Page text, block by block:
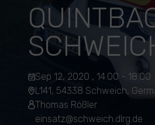
Sep 12, 2020 , 14:00 - 18:00
L141, 54338 Schweich,
Thomas Rößler
einsatz@schweich.dlrg.de